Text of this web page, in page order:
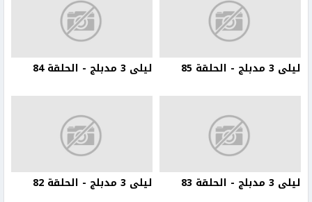
ليلى 3 مدبلج - الحلقة 85 ليلى 3 مدبلج - الحلقة 84
ليلى 3 مدبلج - الحلقة 83 ليلى 3 مدبلج - الحلقة 82